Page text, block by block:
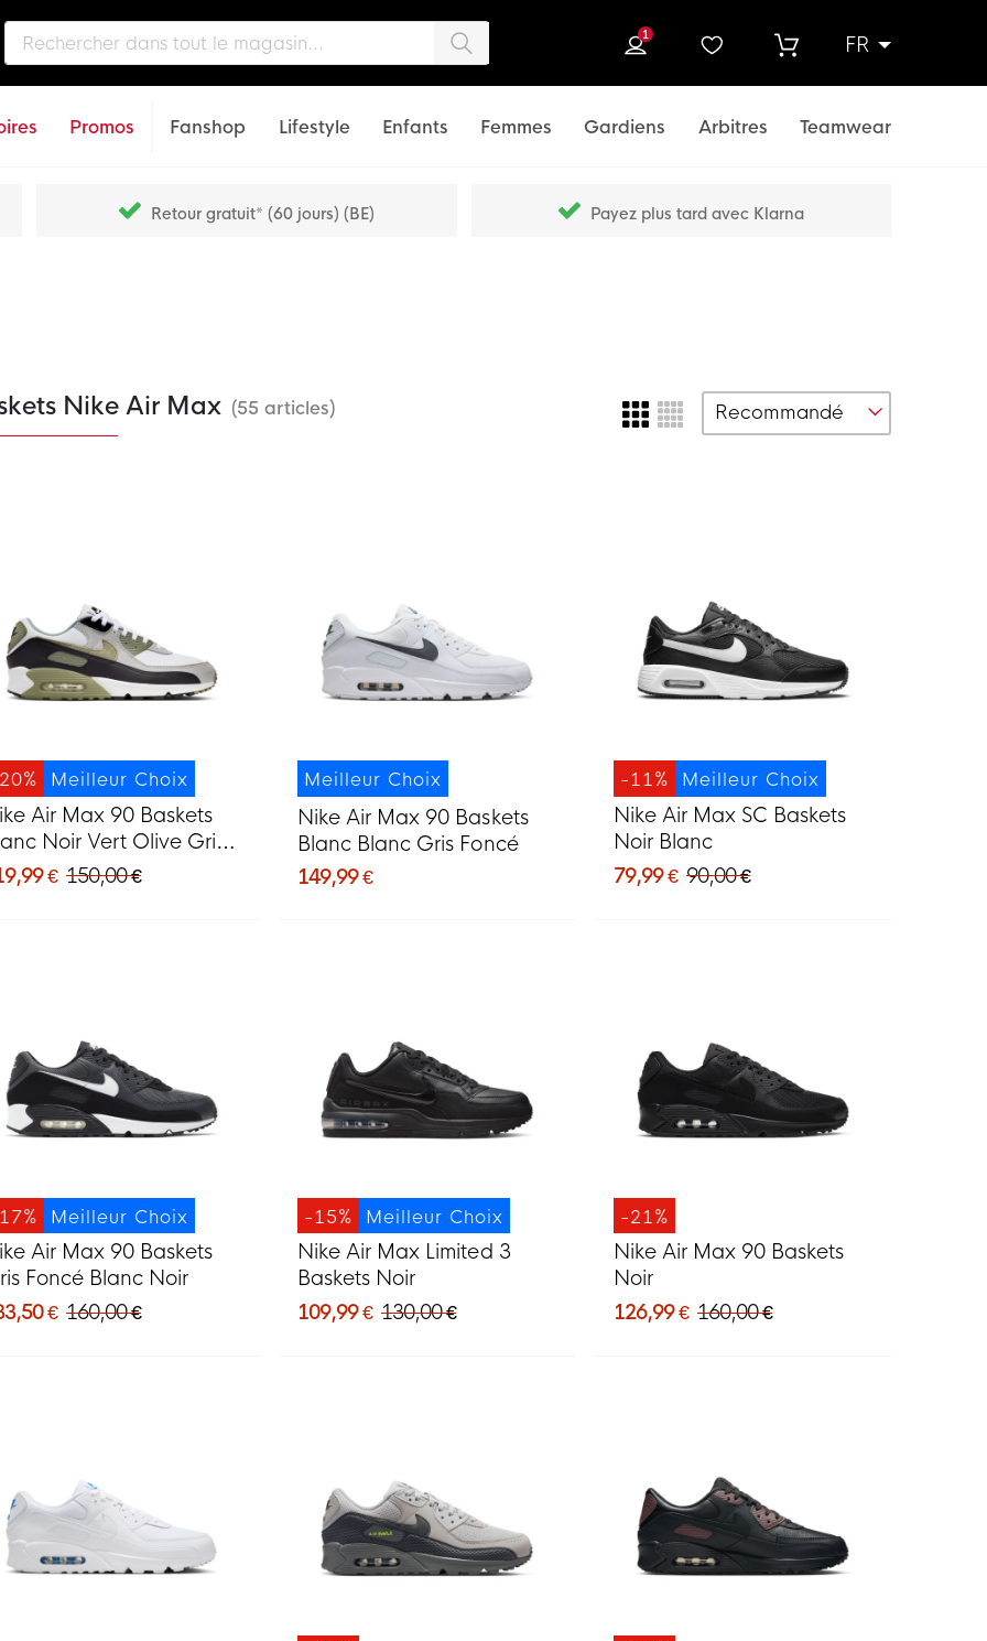
FR
1
Promos Fanshop Lifestyle Enfants Femmes Gardiens Arbitres Teamwear
Retour gratuit* (60 jours) (BE) Payez plus tard avec Klarna
Nike Air Max (55 articles)
Meilleur Choix
Air Max 90 Baskets
Noir Vert Olive Gris
€ 150,00 €
Meilleur Choix
Nike Air Max 90 Baskets
Blanc Blanc Gris Foncé
149,99 €
Meilleur Choix
-11%
Nike Air Max SC Baskets
Noir Blanc
79,99 € 90,00 €
Meilleur Choix
Air Max 90 Baskets
Foncé Blanc Noir
€ 160,00 €
Meilleur Choix
-15%
Nike Air Max Limited 3
Baskets Noir
109,99 € 130,00 €
-21%
Nike Air Max 90 Baskets
Noir
126,99 € 160,00 €